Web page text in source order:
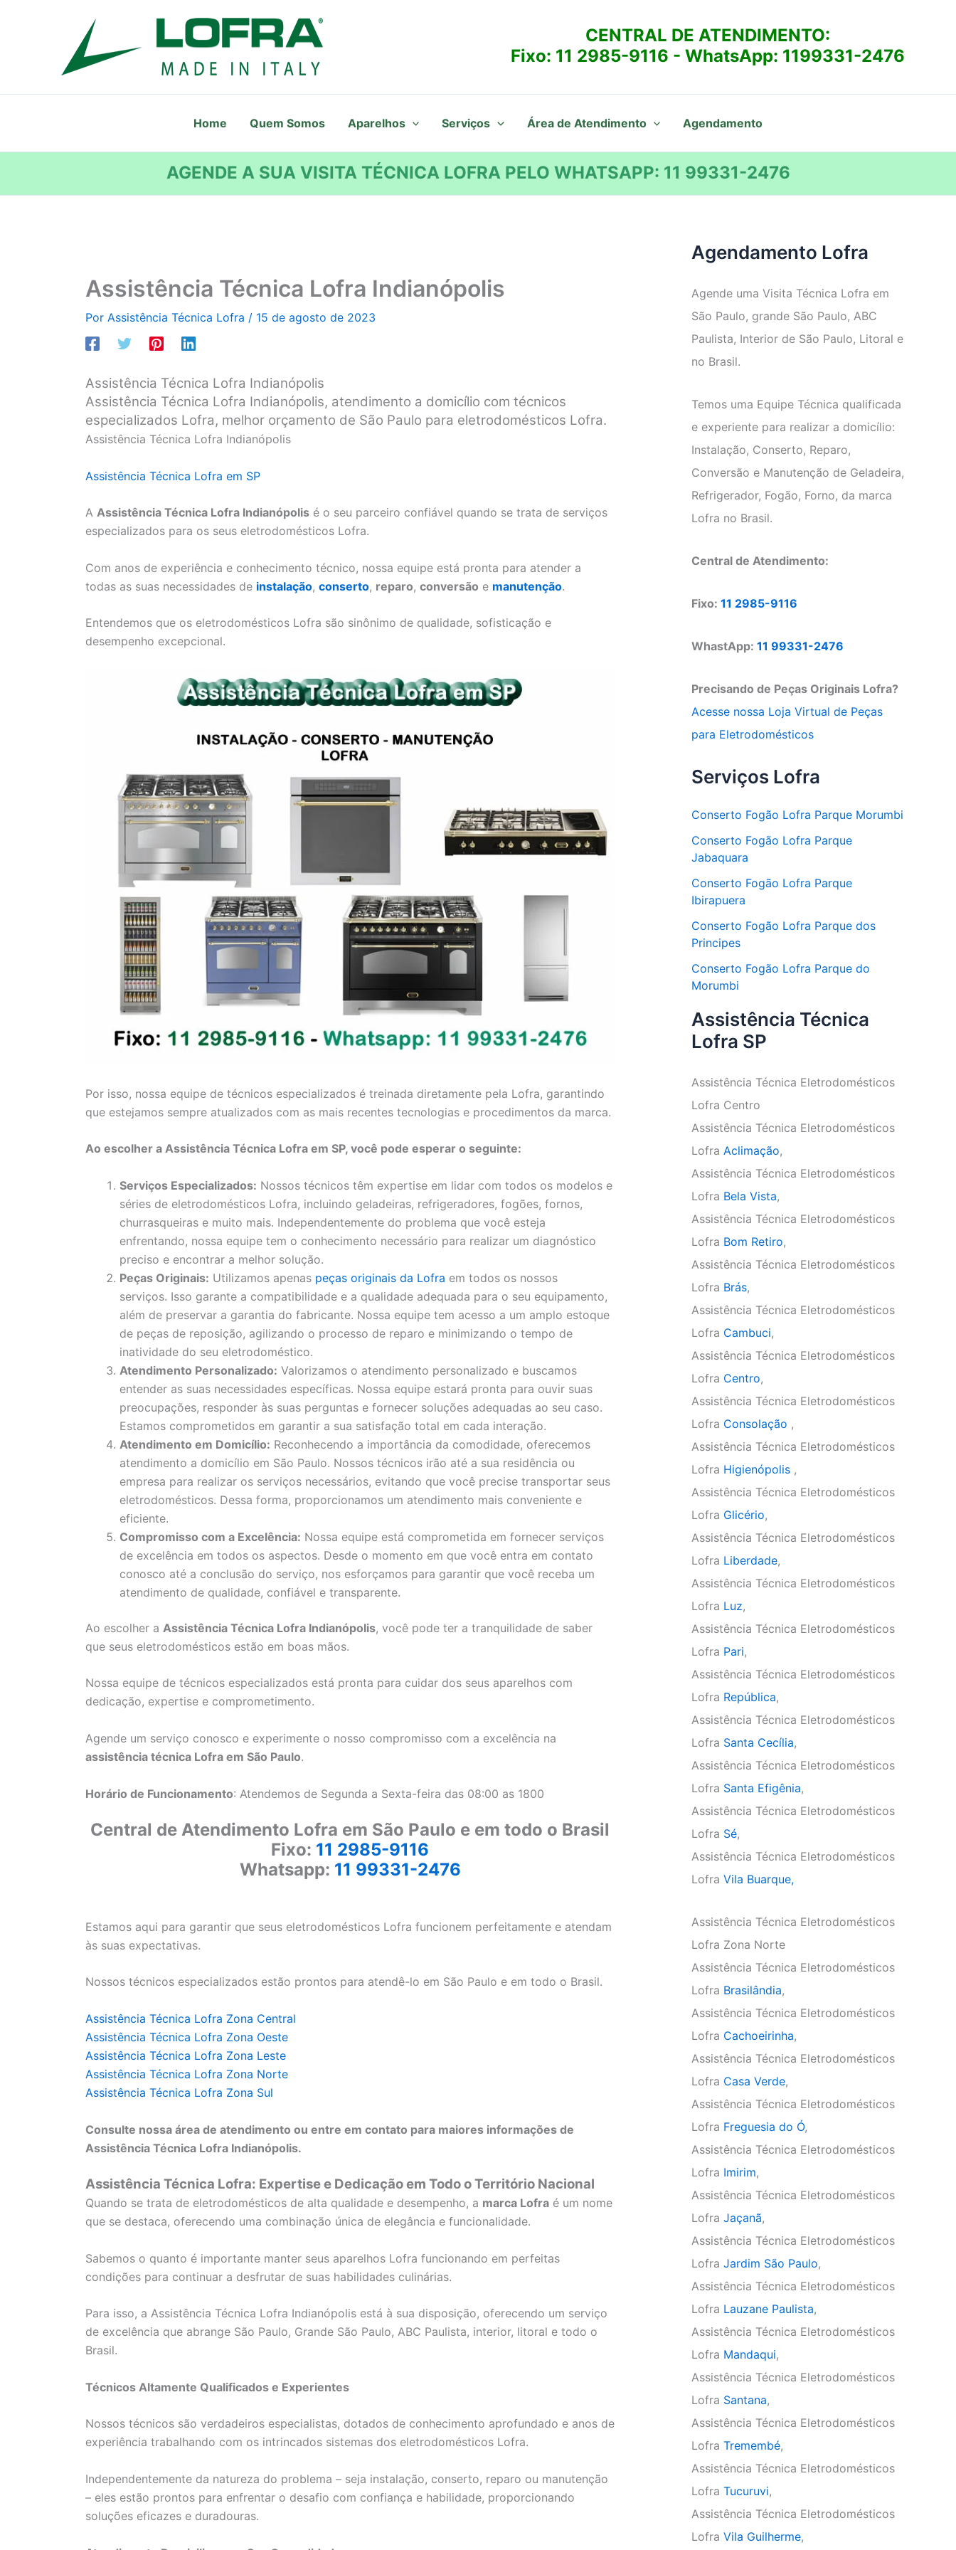
CENTRAL DE ATENDIMENTO:
Fixo: 11 2985-9116 - WhatsApp: 1199331-2476
Home Quem Somos Aparelhos Serviços Área de Atendimento Agendamento
AGENDE A SUA VISITA TÉCNICA LOFRA PELO WHATSAPP: 11 99331-2476
Assistência Técnica Lofra Indianópolis
Por Assistência Técnica Lofra / 15 de agosto de 2023
Assistência Técnica Lofra Indianópolis
Assistência Técnica Lofra Indianópolis, atendimento a domicílio com técnicos
especializados Lofra, melhor orçamento de São Paulo para eletrodomésticos Lofra.
Assistência Técnica Lofra Indianópolis
Assistência Técnica Lofra em SP
A Assistência Técnica Lofra Indianópolis é o seu parceiro confiável quando se trata de serviços
especializados para os seus eletrodomésticos Lofra.
Com anos de experiência e conhecimento técnico, nossa equipe está pronta para atender a
todas as suas necessidades de instalação, conserto, reparo, conversão e manutenção.
Entendemos que os eletrodomésticos Lofra são sinônimo de qualidade, sofisticação e
desempenho excepcional.
Por isso, nossa equipe de técnicos especializados é treinada diretamente pela Lofra, garantindo
que estejamos sempre atualizados com as mais recentes tecnologias e procedimentos da marca.
Ao escolher a Assistência Técnica Lofra em SP, você pode esperar o seguinte:
Serviços Especializados: Nossos técnicos têm expertise em lidar com todos os modelos e
séries de eletrodomésticos Lofra, incluindo geladeiras, refrigeradores, fogões, fornos,
churrasqueiras e muito mais. Independentemente do problema que você esteja
enfrentando, nossa equipe tem o conhecimento necessário para realizar um diagnóstico
preciso e encontrar a melhor solução.
Peças Originais: Utilizamos apenas peças originais da Lofra em todos os nossos
serviços. Isso garante a compatibilidade e a qualidade adequada para o seu equipamento,
além de preservar a garantia do fabricante. Nossa equipe tem acesso a um amplo estoque
de peças de reposição, agilizando o processo de reparo e minimizando o tempo de
inatividade do seu eletrodoméstico.
Atendimento Personalizado: Valorizamos o atendimento personalizado e buscamos
entender as suas necessidades específicas. Nossa equipe estará pronta para ouvir suas
preocupações, responder às suas perguntas e fornecer soluções adequadas ao seu caso.
Estamos comprometidos em garantir a sua satisfação total em cada interação.
Atendimento em Domicílio: Reconhecendo a importância da comodidade, oferecemos
atendimento a domicílio em São Paulo. Nossos técnicos irão até a sua residência ou
empresa para realizar os serviços necessários, evitando que você precise transportar seus
eletrodomésticos. Dessa forma, proporcionamos um atendimento mais conveniente e
eficiente.
Compromisso com a Excelência: Nossa equipe está comprometida em fornecer serviços
de excelência em todos os aspectos. Desde o momento em que você entra em contato
conosco até a conclusão do serviço, nos esforçamos para garantir que você receba um
atendimento de qualidade, confiável e transparente.
Ao escolher a Assistência Técnica Lofra Indianópolis, você pode ter a tranquilidade de saber
que seus eletrodomésticos estão em boas mãos.
Nossa equipe de técnicos especializados está pronta para cuidar dos seus aparelhos com
dedicação, expertise e comprometimento.
Agende um serviço conosco e experimente o nosso compromisso com a excelência na
assistência técnica Lofra em São Paulo.
Horário de Funcionamento: Atendemos de Segunda a Sexta-feira das 08:00 as 1800
Central de Atendimento Lofra em São Paulo e em todo o Brasil
Fixo: 11 2985-9116
Whatsapp: 11 99331-2476
Estamos aqui para garantir que seus eletrodomésticos Lofra funcionem perfeitamente e atendam
às suas expectativas.
Nossos técnicos especializados estão prontos para atendê-lo em São Paulo e em todo o Brasil.
Assistência Técnica Lofra Zona Central
Assistência Técnica Lofra Zona Oeste
Assistência Técnica Lofra Zona Leste
Assistência Técnica Lofra Zona Norte
Assistência Técnica Lofra Zona Sul
Consulte nossa área de atendimento ou entre em contato para maiores informações de
Assistência Técnica Lofra Indianópolis.
Assistência Técnica Lofra: Expertise e Dedicação em Todo o Território Nacional
Quando se trata de eletrodomésticos de alta qualidade e desempenho, a marca Lofra é um nome
que se destaca, oferecendo uma combinação única de elegância e funcionalidade.
Sabemos o quanto é importante manter seus aparelhos Lofra funcionando em perfeitas
condições para continuar a desfrutar de suas habilidades culinárias.
Para isso, a Assistência Técnica Lofra Indianópolis está à sua disposição, oferecendo um serviço
de excelência que abrange São Paulo, Grande São Paulo, ABC Paulista, interior, litoral e todo o
Brasil.
Técnicos Altamente Qualificados e Experientes
Nossos técnicos são verdadeiros especialistas, dotados de conhecimento aprofundado e anos de
experiência trabalhando com os intrincados sistemas dos eletrodomésticos Lofra.
Independentemente da natureza do problema – seja instalação, conserto, reparo ou manutenção
– eles estão prontos para enfrentar o desafio com confiança e habilidade, proporcionando
soluções eficazes e duradouras.
Agendamento Lofra
Agende uma Visita Técnica Lofra em
São Paulo, grande São Paulo, ABC
Paulista, Interior de São Paulo, Litoral e
no Brasil.
Temos uma Equipe Técnica qualificada
e experiente para realizar a domicílio:
Instalação, Conserto, Reparo,
Conversão e Manutenção de Geladeira,
Refrigerador, Fogão, Forno, da marca
Lofra no Brasil.
Central de Atendimento:
Fixo: 11 2985-9116
WhastApp: 11 99331-2476
Precisando de Peças Originais Lofra?
Acesse nossa Loja Virtual de Peças
para Eletrodomésticos
Serviços Lofra
Conserto Fogão Lofra Parque Morumbi
Conserto Fogão Lofra Parque
Jabaquara
Conserto Fogão Lofra Parque
Ibirapuera
Conserto Fogão Lofra Parque dos
Principes
Conserto Fogão Lofra Parque do
Morumbi
Assistência Técnica
Lofra SP
Assistência Técnica Eletrodomésticos
Lofra Centro
Assistência Técnica Eletrodomésticos
Lofra Aclimação,
Assistência Técnica Eletrodomésticos
Lofra Bela Vista,
Assistência Técnica Eletrodomésticos
Lofra Bom Retiro,
Assistência Técnica Eletrodomésticos
Lofra Brás,
Assistência Técnica Eletrodomésticos
Lofra Cambuci,
Assistência Técnica Eletrodomésticos
Lofra Centro,
Assistência Técnica Eletrodomésticos
Lofra Consolação ,
Assistência Técnica Eletrodomésticos
Lofra Higienópolis ,
Assistência Técnica Eletrodomésticos
Lofra Glicério,
Assistência Técnica Eletrodomésticos
Lofra Liberdade,
Assistência Técnica Eletrodomésticos
Lofra Luz,
Assistência Técnica Eletrodomésticos
Lofra Pari,
Assistência Técnica Eletrodomésticos
Lofra República,
Assistência Técnica Eletrodomésticos
Lofra Santa Cecília,
Assistência Técnica Eletrodomésticos
Lofra Santa Efigênia,
Assistência Técnica Eletrodomésticos
Lofra Sé,
Assistência Técnica Eletrodomésticos
Lofra Vila Buarque,
Assistência Técnica Eletrodomésticos
Lofra Zona Norte
Assistência Técnica Eletrodomésticos
Lofra Brasilândia,
Assistência Técnica Eletrodomésticos
Lofra Cachoeirinha,
Assistência Técnica Eletrodomésticos
Lofra Casa Verde,
Assistência Técnica Eletrodomésticos
Lofra Freguesia do Ó,
Assistência Técnica Eletrodomésticos
Lofra Imirim,
Assistência Técnica Eletrodomésticos
Lofra Jaçanã,
Assistência Técnica Eletrodomésticos
Lofra Jardim São Paulo,
Assistência Técnica Eletrodomésticos
Lofra Lauzane Paulista,
Assistência Técnica Eletrodomésticos
Lofra Mandaqui,
Assistência Técnica Eletrodomésticos
Lofra Santana,
Assistência Técnica Eletrodomésticos
Lofra Tremembé,
Assistência Técnica Eletrodomésticos
Lofra Tucuruvi,
Assistência Técnica Eletrodomésticos
Lofra Vila Guilherme,